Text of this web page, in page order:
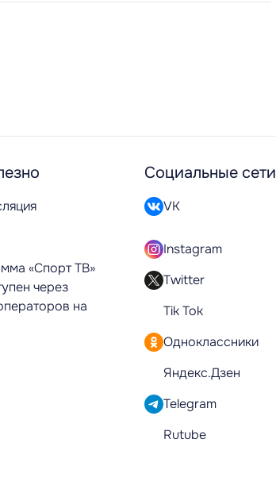
«Спорт ТВ»
через
на
Социальные сети
VK
Instagram
Twitter
Tik Tok
Одноклассники
Яндекс.Дзен
Telegram
Rutube